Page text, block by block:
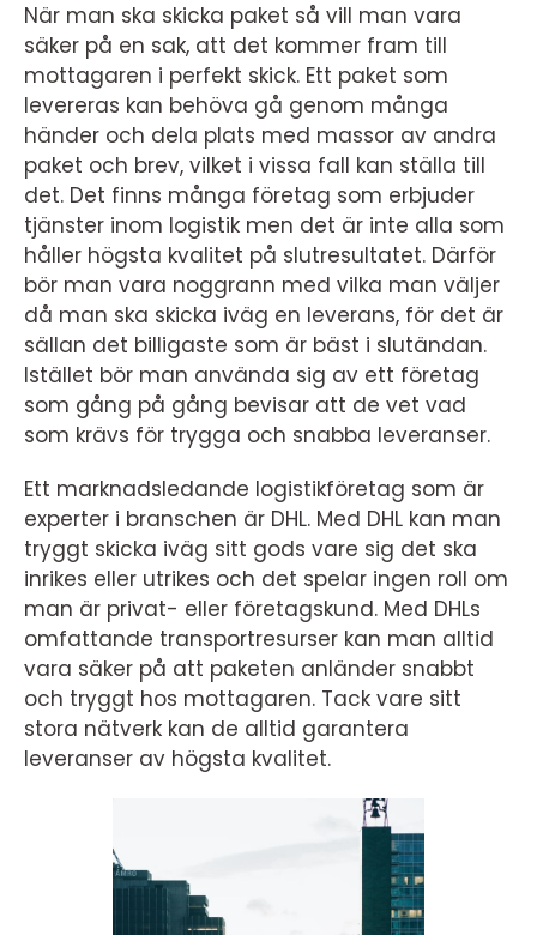
När man ska skicka paket så vill man vara
säker på en sak, att det kommer fram till
mottagaren i perfekt skick. Ett paket som
levereras kan behöva gå genom många
händer och dela plats med massor av andra
paket och brev, vilket i vissa fall kan ställa till
det. Det finns många företag som erbjuder
tjänster inom logistik men det är inte alla som
håller högsta kvalitet på slutresultatet. Därför
bör man vara noggrann med vilka man väljer
då man ska skicka iväg en leverans, för det är
sällan det billigaste som är bäst i slutändan.
Istället bör man använda sig av ett företag
som gång på gång bevisar att de vet vad
som krävs för trygga och snabba leveranser.
Ett marknadsledande logistikföretag som är
experter i branschen är DHL. Med DHL kan man
tryggt skicka iväg sitt gods vare sig det ska
inrikes eller utrikes och det spelar ingen roll om
man är privat- eller företagskund. Med DHLs
omfattande transportresurser kan man alltid
vara säker på att paketen anländer snabbt
och tryggt hos mottagaren. Tack vare sitt
stora nätverk kan de alltid garantera
leveranser av högsta kvalitet.